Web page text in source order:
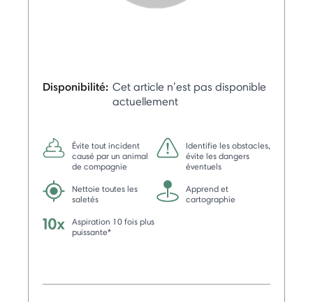
Disponibilité: Cet article n’est pas disponible
actuellement
Évite tout incident
causé par un animal
de compagnie
Identifie les obstacles,
évite les dangers
éventuels
Nettoie toutes les
saletés
Apprend et
cartographie
Aspiration 10 fois plus
puissante*